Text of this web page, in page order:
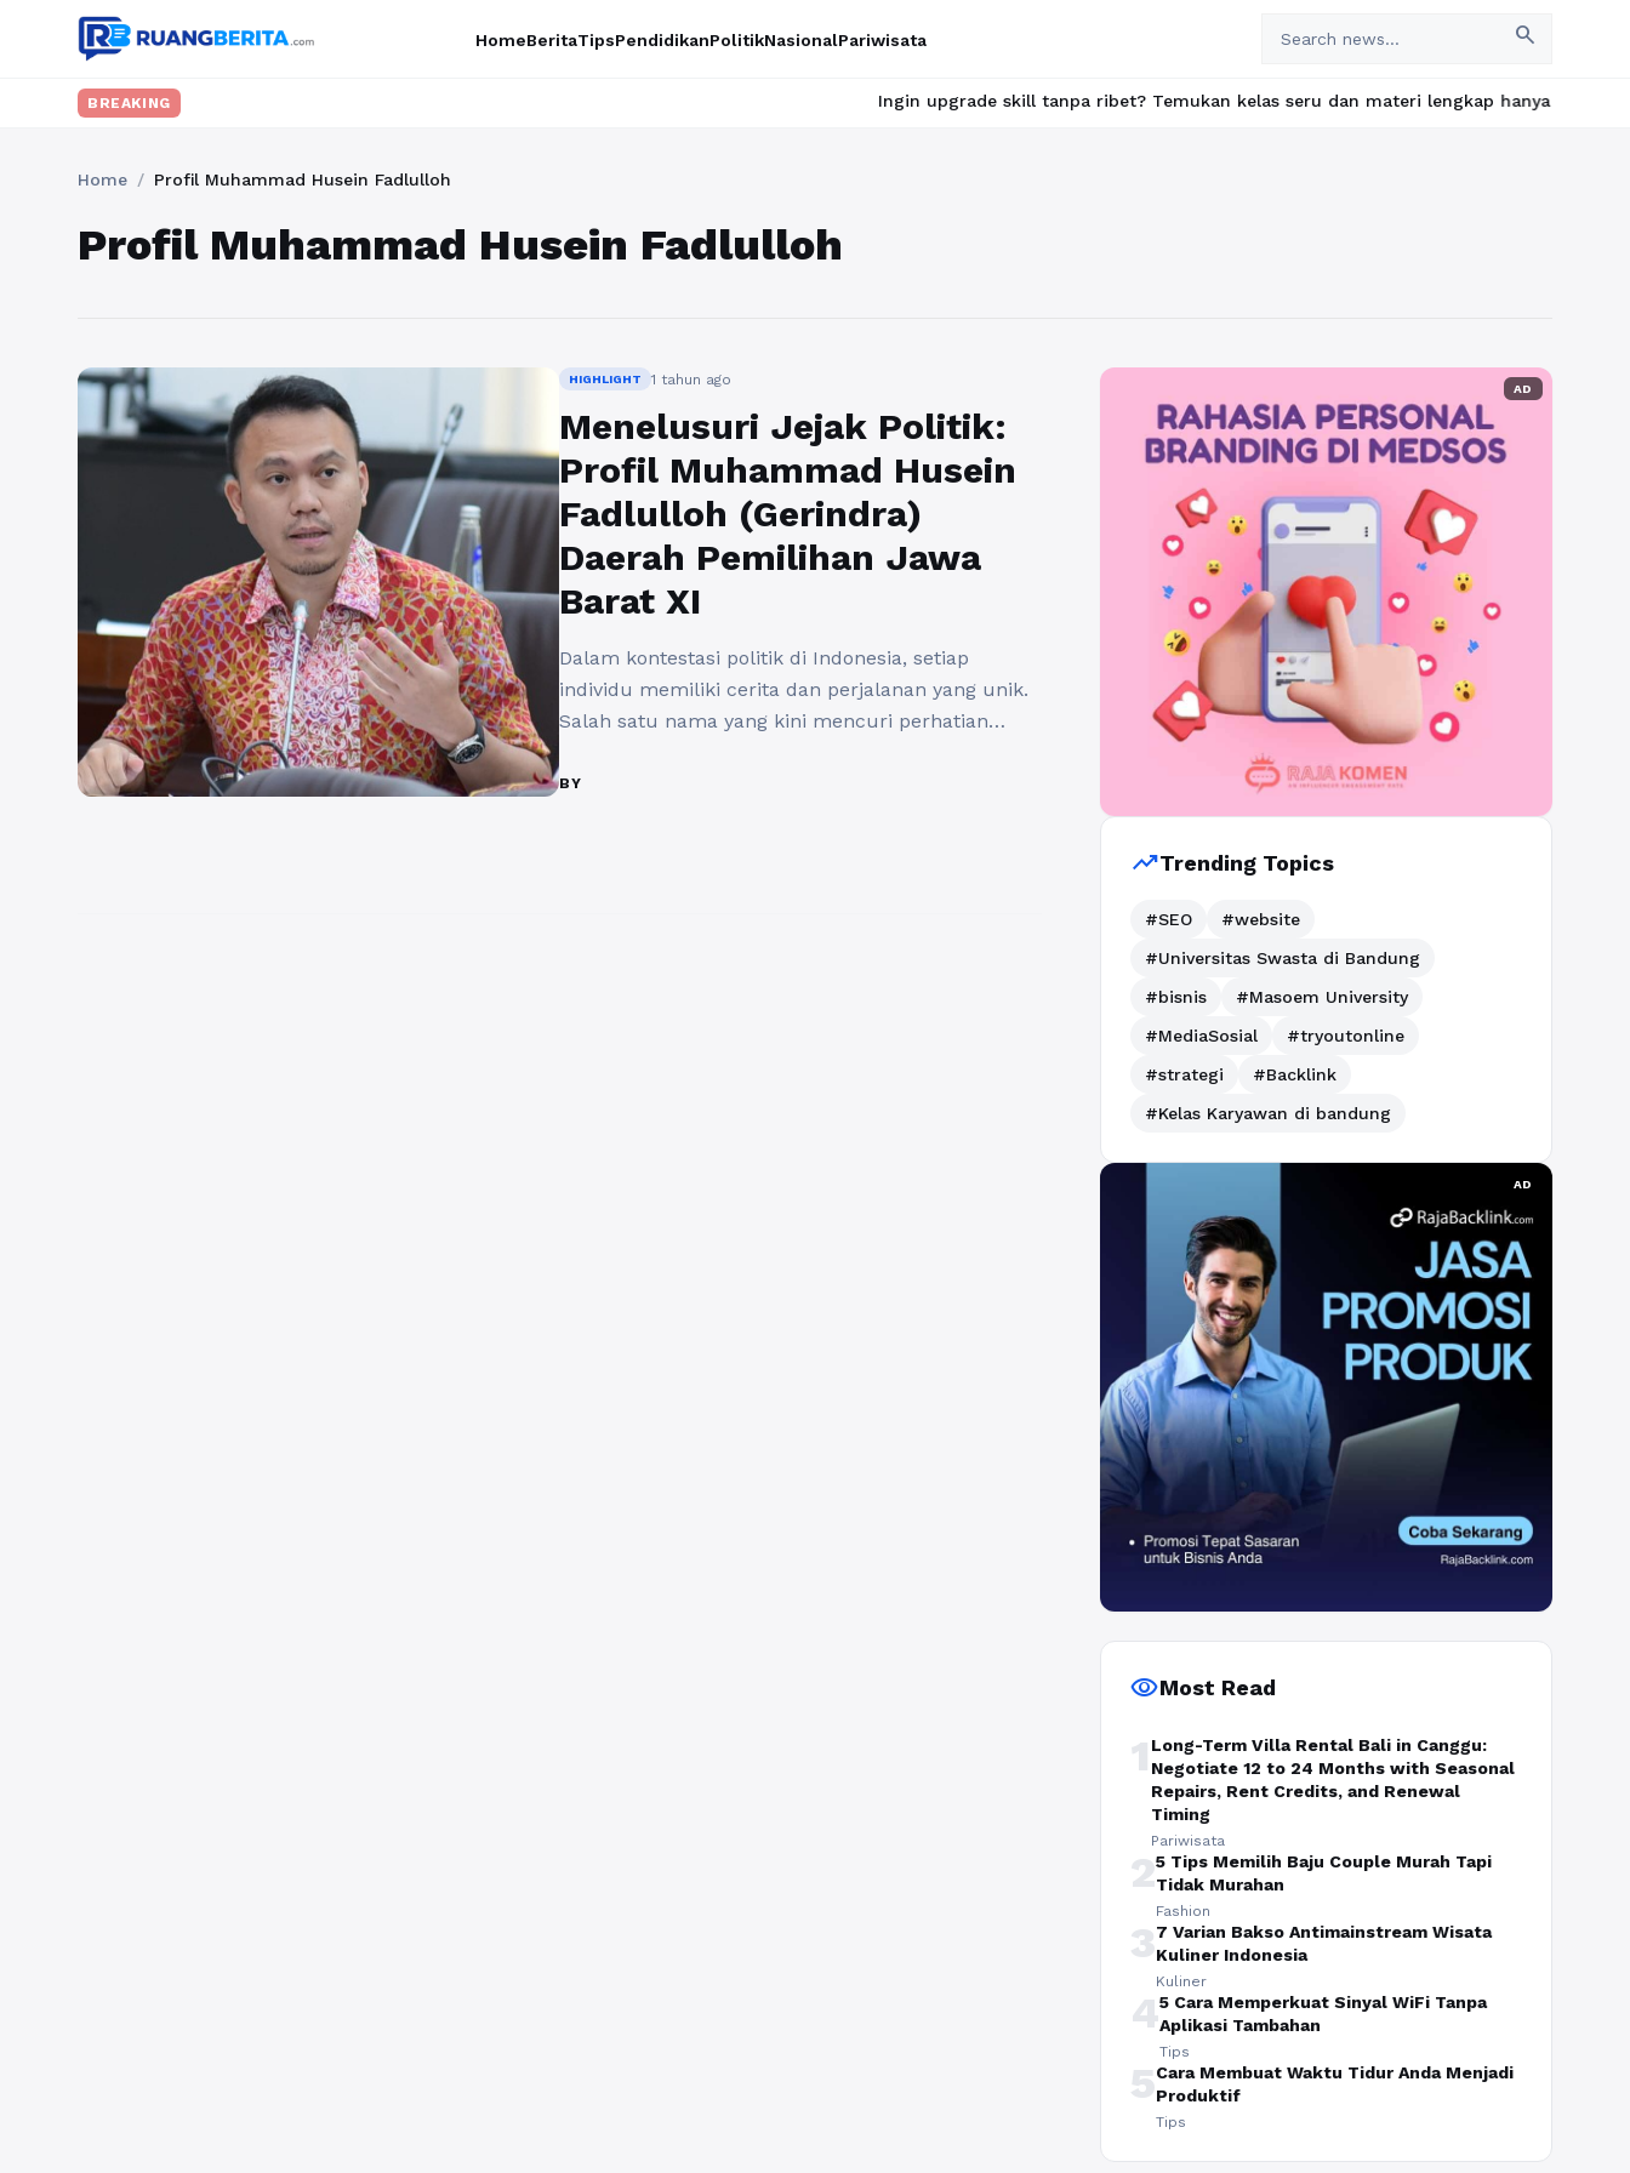
HomeBeritaTipsPendidikanPolitikNasionalPariwisata search
BREAKING Ingin upgrade skill tanpa ribet? Temukan kelas seru dan materi lengkap hanya di
Home / Profil Muhammad Husein Fadlulloh
Profil Muhammad Husein Fadlulloh
HIGHLIGHT 1 tahun ago
Menelusuri Jejak Politik:
Profil Muhammad Husein
Fadlulloh (Gerindra)
Daerah Pemilihan Jawa
Barat XI
Dalam kontestasi politik di Indonesia, setiap
individu memiliki cerita dan perjalanan yang unik.
Salah satu nama yang kini mencuri perhatian
Dalam artikel ini, kita akan membahas secara
BY
AD
trending_upTrending Topics
#SEO
#website
#Universitas Swasta di Bandung
#bisnis
#Masoem University
#MediaSosial
#tryoutonline
#strategi
#Backlink
#Kelas Karyawan di bandung
AD
visibilityMost Read
1 Long-Term Villa Rental Bali in Canggu:
Negotiate 12 to 24 Months with Seasonal
Repairs, Rent Credits, and Renewal
Timing
Pariwisata
25 Tips Memilih Baju Couple Murah Tapi
Tidak Murahan
Fashion
37 Varian Bakso Antimainstream Wisata
Kuliner Indonesia
Kuliner
45 Cara Memperkuat Sinyal WiFi Tanpa
Aplikasi Tambahan
Tips
5Cara Membuat Waktu Tidur Anda Menjadi
Produktif
Tips